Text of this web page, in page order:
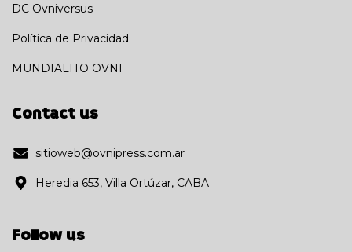
DC Ovniversus
Política de Privacidad
MUNDIALITO OVNI
Contact us
sitioweb@ovnipress.com.ar
Heredia 653, Villa Ortúzar, CABA
Follow us